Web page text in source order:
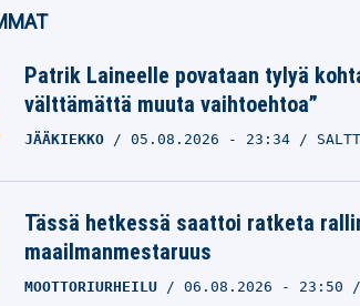
Patrik Laineelle povataan tylyä
välttämättä muuta vaihtoehtoa”
JÄÄKIEKKO 05.08.2026 - 23:34
Tässä hetkessä saattoi ratketa
maailmanmestaruus
MOOTTORIURHEILU 06.08.2026 - 23:50